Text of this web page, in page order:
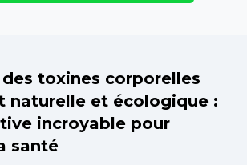
toxines corporelles
naturelle et écologique :
incroyable pour
santé